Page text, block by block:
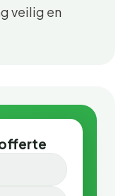
veilig en